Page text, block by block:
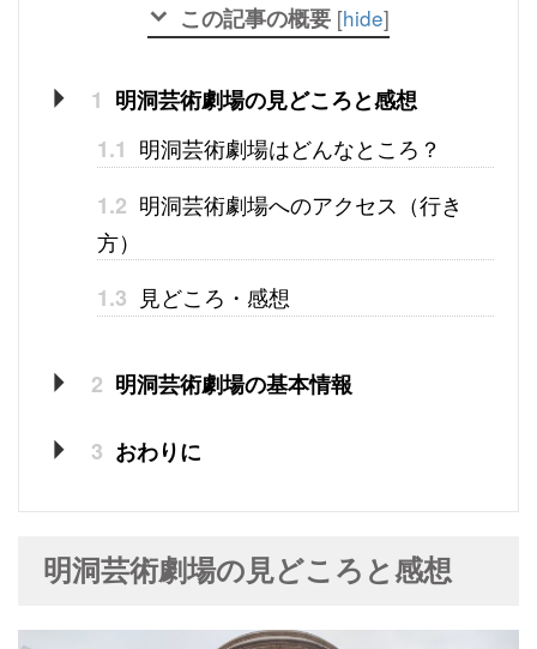
この記事の概要 [hide]
1 明洞芸術劇場の見どころと感想
1.1 明洞芸術劇場はどんなところ？
1.2 明洞芸術劇場へのアクセス（行き
方）
1.3 見どころ・感想
2 明洞芸術劇場の基本情報
3 おわりに
明洞芸術劇場の見どころと感想